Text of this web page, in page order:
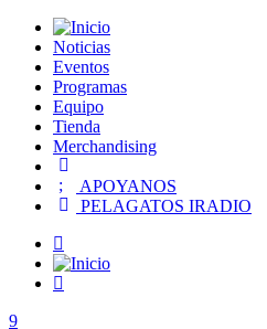
Noticias
Eventos
Programas
Equipo
Tienda
Merchandising
APOYANOS
PELAGATOS IRADIO